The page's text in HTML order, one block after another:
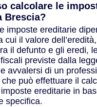
calcolare le
Brescia?
imposte ereditarie
cui il valore
il defunto e gli eredi,
previste dalla
avvalersi di un
può effettuare il
ereditarie in
specifica.